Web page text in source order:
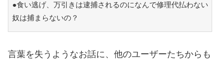
●食い逃げ、万引きは逮捕されるのになんで修理代払わない
奴は捕まらないの？
言葉を失うようなお話に、他のユーザーたちからも